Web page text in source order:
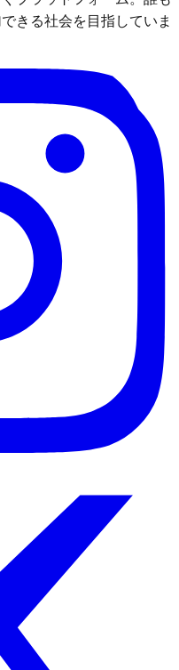
きる社会を目指していま